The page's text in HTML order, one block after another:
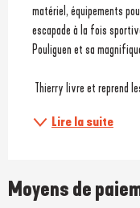
matériel, équipements
escapade à la fois
Pouliguen et sa
Thierry livre et reprend
Lire la suite
Moyens de